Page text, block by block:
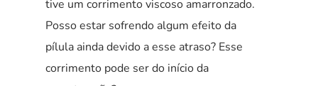
tive um corrimento viscoso amarronzado.
Posso estar sofrendo algum efeito da
pílula ainda devido a esse atraso? Esse
corrimento pode ser do início da